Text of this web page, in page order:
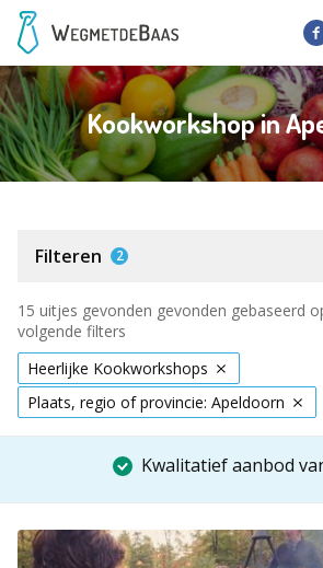
Kookworkshop in
Filteren 2
15 uitjes gevonden gevonden gebaseerd
volgende filters
Heerlijke Kookworkshops
Plaats, regio of provincie: Apeldoorn
Kwalitatief aanbod